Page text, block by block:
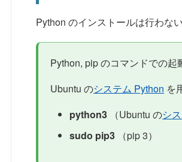
Python のインストールは行わな
Python, pip のコマンドでの起
Ubuntu のシステム Python を
python3 （Ubuntu のシ
sudo pip3 （pip 3）